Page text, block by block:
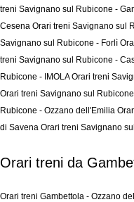
treni Savignano sul Rubicone -
Cesena Orari treni Savignano sul
Savignano sul Rubicone - Forlì
treni Savignano sul Rubicone -
Rubicone - IMOLAOrari treni
Orari treni Savignano sul
Rubicone - Ozzano dell'Emilia
di Savena Orari treni Savignano
Orari treni da
Orari treni Gambettola - Ozzano